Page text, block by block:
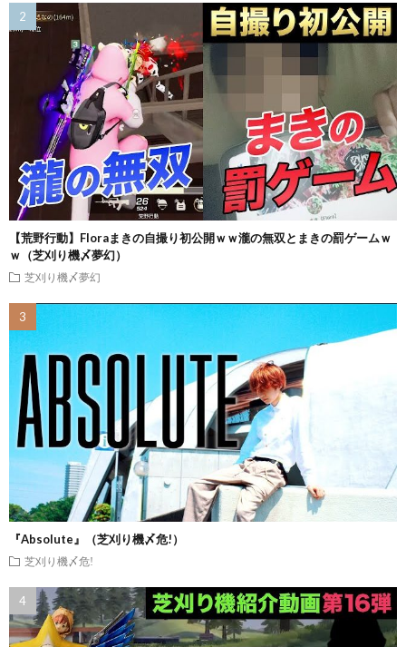
【荒野行動】Floraまきの自撮り初公開ｗｗ瀧の無双とまきの罰ゲームｗ
ｗ（芝刈り機〆夢幻）
芝刈り機〆夢幻
『Absolute』（芝刈り機〆危!）
芝刈り機〆危!